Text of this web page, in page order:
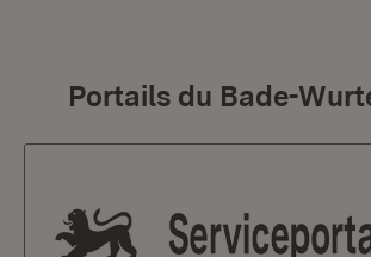
Portails du Bade-